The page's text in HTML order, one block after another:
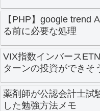
【PHP】google trend
る前に必要な処理
VIX指数インバース
ターンの投資ができそ
薬剤師が公認会計士試
した勉強方法メモ